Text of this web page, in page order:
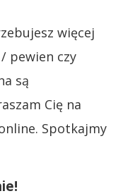
więcej
pewien czy
są
Cię na
Spotkajmy